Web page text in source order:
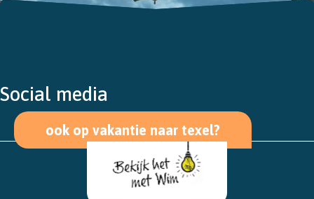
Social media
ook op vakantie naar texel?